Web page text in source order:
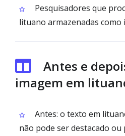
Pesquisadores que
lituano armazenadas como
Antes e
imagem em
Antes: o texto em
não pode ser destacado ou